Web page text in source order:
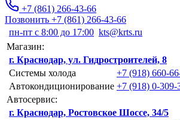
+7 (861) 266-43-66
Позвонить +7 (861) 266-43-66
пн-пт с 8:00 до 17:00 kts@krts.ru
Магазин:
г. Краснодар, ул. Гидростроителей, 8
Системы холода
+7 (918) 660-
Автокондиционирование +7 (918) 0-309-
Автосервис:
г. Краснодар, Ростовское Шоссе, 34/5